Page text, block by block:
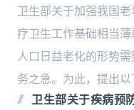
卫生部关于加强我国
疗卫生工作基础相当
人口日益老化的形势
务之急。为此，提出
卫生部关于疾病预